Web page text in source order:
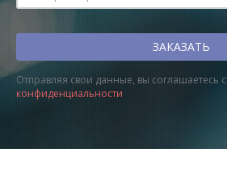
Отправляя свои данные, вы соглашаетесь с
конфиденциальности